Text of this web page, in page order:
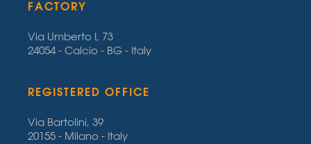
FACTORY
Via Umberto I, 73
24054 - Calcio - BG - Italy
REGISTERED OFFICE
Via Bartolini, 39
20155 - Milano - Italy